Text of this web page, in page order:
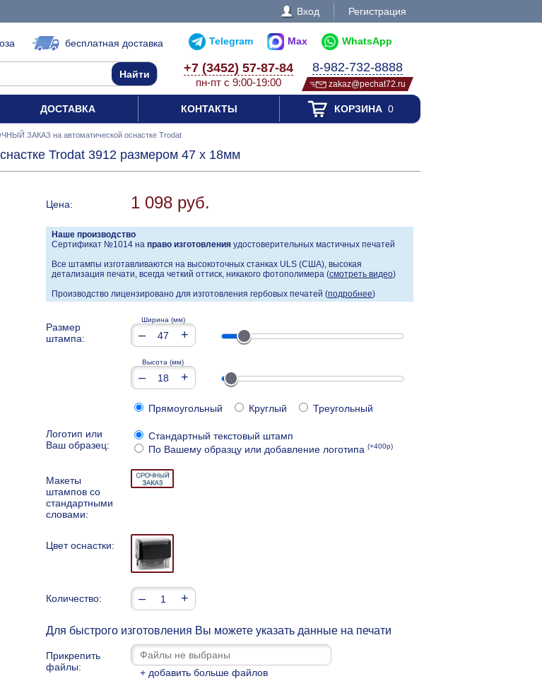
Вход Регистрация
бесплатная доставка Telegram Max WhatsApp
+7 (3452) 57-87-84
пн-пт с 9:00-19:00
8-982-732-8888
zakaz@pechat72.ru
ДОСТАВКА КОНТАКТЫ КОРЗИНА0
ЗАКАЗ на автоматической оснастке Trodat
Trodat 3912 размером 47 х 18мм
Цена: 1 098 руб.
Наше производство
Сертификат №1014 на право изготовления удостоверительных мастичных печатей
Все штампы изготавливаются на высокоточных станках ULS (США), высокая
детализация печати, всегда четкий оттиск, никакого фотополимера (смотреть видео)
Производство лицензировано для изготовления гербовых печатей (подробнее)
Размер
штампа:
Ширина (мм)
– +
Высота (мм)
– +
Прямоугольный Круглый Треугольный
Логотип или
Ваш образец:
Стандартный текстовый штамп
По Вашему образцу или добавление логотипа (+400р)
Макеты
штампов со
стандартными
словами:
Цвет оснастки:
Количество: – +
Для быстрого изготовления Вы можете указать данные на печати
Прикрепить
файлы:
+ добавить больше файлов